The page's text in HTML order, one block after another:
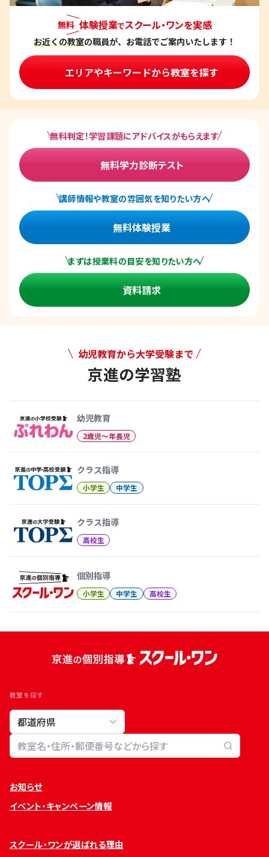
無料 体験授業でスクール・ワンを実感
お近くの教室の職員が、お電話でご案内いたします！
エリアやキーワードから教室を探す
無料判定！学習課題にアドバイスがもらえます
無料学力診断テスト
講師情報や教室の雰囲気を知りたい方へ
無料体験授業
まずは授業料の目安を知りたい方へ
資料請求
幼児教育から大学受験まで
京進の学習塾
幼児教育
2歳児〜年長児
クラス指導
小学生 中学生
クラス指導
高校生
個別指導
小学生 中学生 高校生
教室を探す
教室検索
お知らせ
イベント・キャンペーン情報
スクール・ワンが選ばれる理由